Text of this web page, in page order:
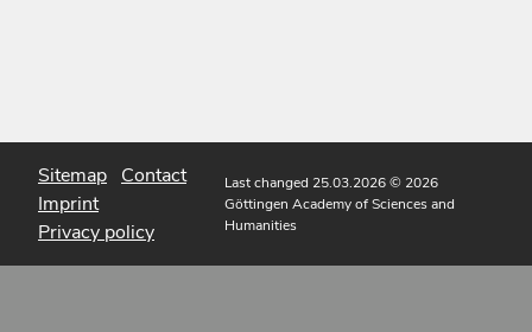
Sitemap Contact
Imprint
Privacy policy
Last changed 25.03.2026© 2026
Göttingen Academy of Sciences and
Humanities